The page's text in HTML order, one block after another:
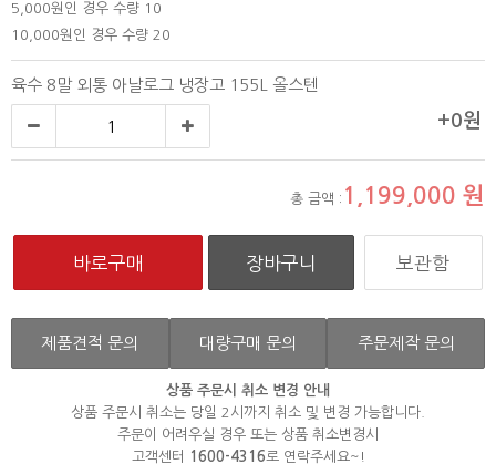
5,000원인 경우 수량 10
10,000원인 경우 수량 20
육수 8말 외통 아날로그 냉장고 155L 올스텐
+0원
총 금액 : 1,199,000 원
보관함
제품견적 문의 대량구매 문의 주문제작 문의
상품 주문시 취소 변경 안내
상품 주문시 취소는 당일 2시까지 취소 및 변경 가능합니다.
주문이 어려우실 경우 또는 상품 취소변경시
고객센터
1600-4316로 연락주세요~!